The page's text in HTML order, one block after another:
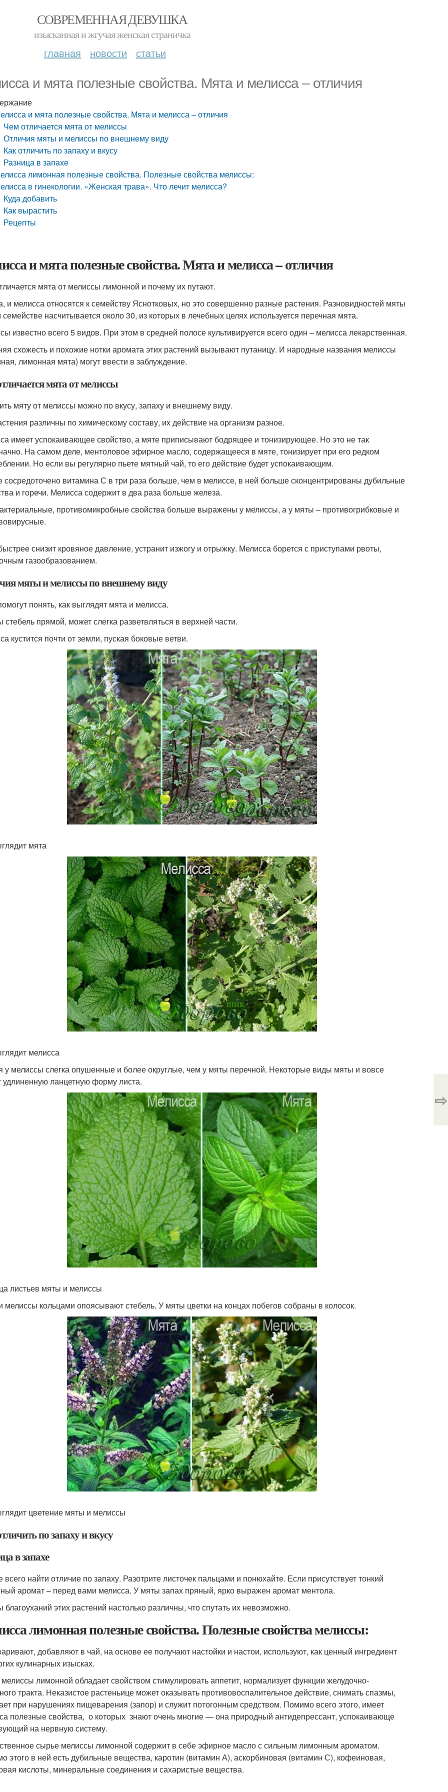
СОВРЕМЕННАЯ ДЕВУШКА
изысканная и жгучая женская страничка
главная новости статьи
и мята полезные свойства. Мята и мелисса – отличия
и мята полезные свойства. Мята и мелисса – отличия
Чем отличается мята от мелиссы
Отличия мяты и мелиссы по внешнему виду
Как отличить по запаху и вкусу
Разница в запахе
лимонная полезные свойства. Полезные свойства мелиссы:
в гинекологии. «Женская трава». Что лечит мелисса?
Куда добавить
Как вырастить
Рецепты
и мята полезные свойства. Мята и мелисса – отличия
мята от мелиссы лимонной и почему их путают.
и мелисса относятся к семейству Яснотковых, но это совершенно разные растения. Разновидностей мяты
семействе насчитывается около 30, из которых в лечебных целях используется перечная мята.
известно всего 5 видов. При этом в средней полосе культивируется всего один – мелисса лекарственная.
схожесть и похожие нотки аромата этих растений вызывают путаницу. И народные названия мелиссы
лимонная мята) могут ввести в заблуждение.
мята от мелиссы
мяту от мелиссы можно по вкусу, запаху и внешнему виду.
различны по химическому составу, их действие на организм разное.
имеет успокаивающее свойство, а мяте приписывают бодрящее и тонизирующее. Но это не так
На самом деле, ментоловое эфирное масло, содержащееся в мяте, тонизирует при его редком
Но если вы регулярно пьете мятный чай, то его действие будет успокаивающим.
сосредоточено витамина С в три раза больше, чем в мелиссе, в ней больше сконцентрированы дубильные
и горечи. Мелисса содержит в два раза больше железа.
противомикробные свойства больше выражены у мелиссы, а у мяты – противогрибковые и
снизит кровяное давление, устранит изжогу и отрыжку. Мелисса борется с приступами рвоты,
газообразованием.
мяты и мелиссы по внешнему виду
понять, как выглядят мята и мелисса.
стебель прямой, может слегка разветвляться в верхней части.
кустится почти от земли, пуская боковые ветви.
мята
мелисса
у мелиссы слегка опушенные и более округлые, чем у мяты перечной. Некоторые виды мяты и вовсе
ланцетную форму листа.
листьев мяты и мелиссы
мелиссы кольцами опоясывают стебель. У мяты цветки на концах побегов собраны в колосок.
цветение мяты и мелиссы
по запаху и вкусу
в запахе
найти отличие по запаху. Разотрите листочек пальцами и понюхайте. Если присутствует тонкий
аромат – перед вами мелисса. У мяты запах пряный, ярко выражен аромат ментола.
благоуханий этих растений настолько различны, что спутать их невозможно.
лимонная полезные свойства. Полезные свойства мелиссы:
добавляют в чай, на основе ее получают настойки и настои, используют, как ценный ингредиент
кулинарных изысках.
лимонной обладает свойством стимулировать аппетит, нормализует функции желудочно-
тракта. Неказистое растеньице может оказывать противовоспалительное действие, снимать спазмы,
при нарушениях пищеварения (запор) и служит потогонным средством. Помимо всего этого, имеет
полезные свойства, о которых знают очень многие — она природный антидепрессант, успокаивающе
на нервную систему.
сырье мелиссы лимонной содержит в себе эфирное масло с сильным лимонным ароматом.
этого в ней есть дубильные вещества, каротин (витамин А), аскорбиновая (витамин С), кофеиновая,
кислоты, минеральные соединения и сахаристые вещества.
⇨